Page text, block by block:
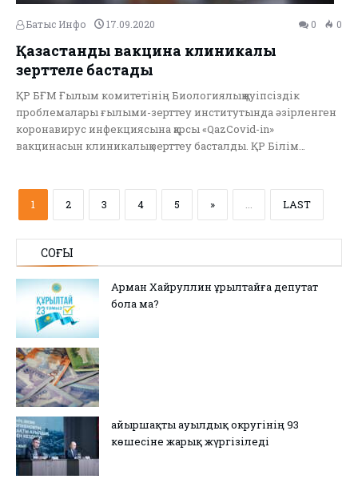
Батыс Инфо 17.09.2020 0 0
Қазақстандық вакцина клиникалық
зерттеле бастады
ҚР БҒМ Ғылым комитетінің Биологиялық қауіпсіздік
проблемалары ғылыми-зерттеу институтында әзірленген
коронавирус инфекциясына қарсы «QazCovid-in»
вакцинасын клиникалық зерттеу басталды. ҚР Білім…
1 2 3 4 5 » ... LAST
СОҢҒЫ
Арман Хайруллин Құрылтайға депутат
бола ма?
Қайыршақты ауылдық округінің 93
көшесіне жарық жүргізіледі